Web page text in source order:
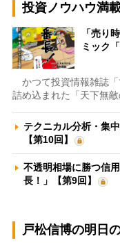
投資ノウハウ満
「売り
ミック
かつて投資情報雑誌「
詰め込まれた「天下無
テクニカル分析・集
【第10回】
不透明相場に勝つ信
長！」【第9回】
戸松信博の明日